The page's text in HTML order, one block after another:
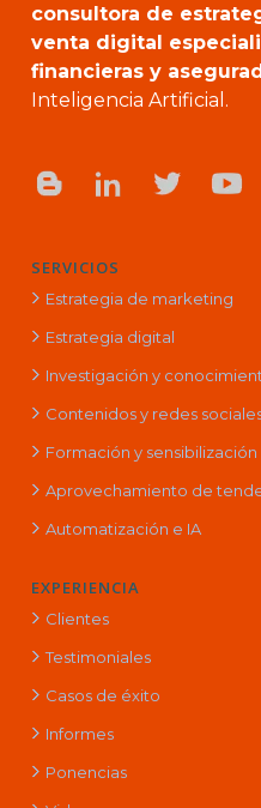
consultora de
venta digital
financieras y
Inteligencia Artificial.
SERVICIOS
Estrategia de marketing
Estrategia digital
Investigación y
Contenidos y redes
Formación y sensibilización
Aprovechamiento de
Automatización e IA
EXPERIENCIA
Clientes
Testimoniales
Casos de éxito
Informes
Ponencias